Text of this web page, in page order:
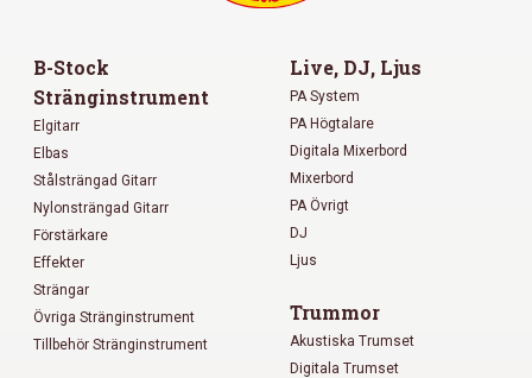
B-Stock
Stränginstrument
Elgitarr
Elbas
Stålsträngad Gitarr
Nylonsträngad Gitarr
Förstärkare
Effekter
Strängar
Övriga Stränginstrument
Tillbehör Stränginstrument
Live, DJ, Ljus
PA System
PA Högtalare
Digitala Mixerbord
Mixerbord
PA Övrigt
DJ
Ljus
Trummor
Akustiska Trumset
Digitala Trumset